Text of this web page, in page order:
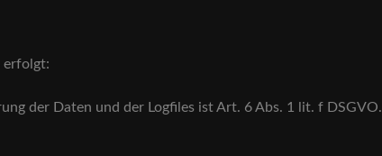
erfolgt:
der Daten und der Logfiles ist Art. 6 Abs. 1 lit. f DSGVO.